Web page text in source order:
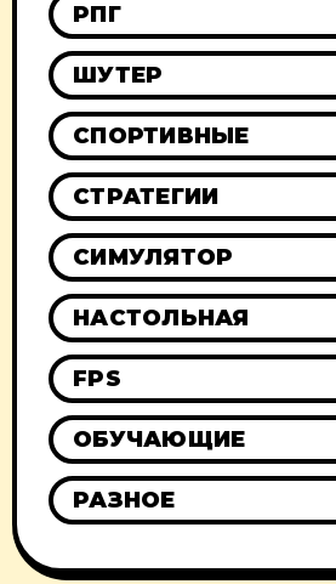
РПГ
ШУТЕР
СПОРТИВНЫЕ
СТРАТЕГИИ
СИМУЛЯТОР
НАСТОЛЬНАЯ
FPS
ОБУЧАЮЩИЕ
РАЗНОЕ